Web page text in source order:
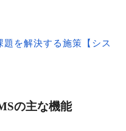
を解決する施策【シス
の主な機能